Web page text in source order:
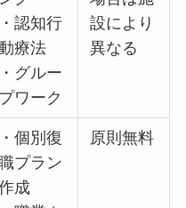
・スト
スコ
ーピン
グ
認知
行動療
グル
用の場
合あり
は施設
により